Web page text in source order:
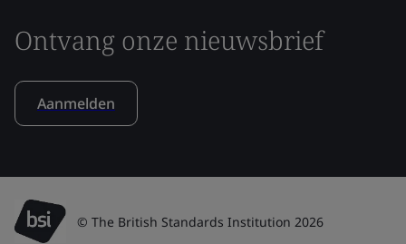
Ontvang onze nieuwsbrief
Aanmelden
© The British Standards Institution 2026